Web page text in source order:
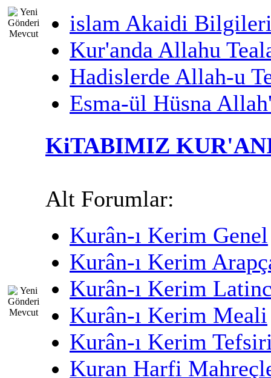
islam Akaidi
Kur'anda Allahu
Hadislerde Allah-u
Esma-ül Hüsna
KiTABIMIZ
Alt Forumlar:
Kurân-ı Kerim Genel
Kurân-ı Kerim
Kurân-ı Kerim
Kurân-ı Kerim Meali
Kurân-ı Kerim
Kuran Harfi